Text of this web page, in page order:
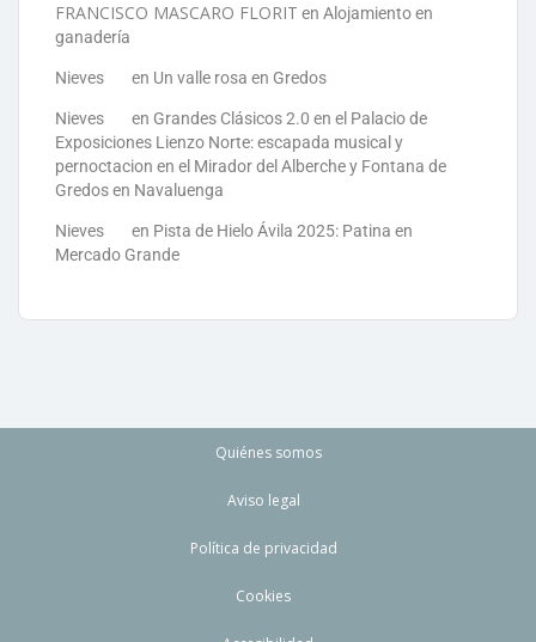
FRANCISCO MASCARO FLORIT en Alojamiento en
ganadería
Nieves en Un valle rosa en Gredos
Nieves en Grandes Clásicos 2.0 en el Palacio de
Exposiciones Lienzo Norte: escapada musical y
pernoctacion en el Mirador del Alberche y Fontana de
Gredos en Navaluenga
Nieves en Pista de Hielo Ávila 2025: Patina en
Mercado Grande
Quiénes somos
Aviso legal
Política de privacidad
Cookies